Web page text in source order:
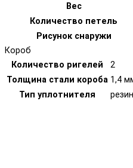
Вес
Количество петель
Рисунок снаружи
Короб
Количество ригелей
2
Толщина стали короба 1,4
Тип уплотнителя